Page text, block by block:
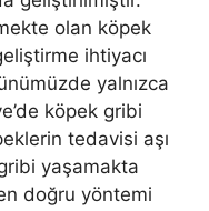
olan köpek
ihtiyacı
yalnızca
köpek gribi
tedavisi aşı
yaşamakta
doğru yöntemi